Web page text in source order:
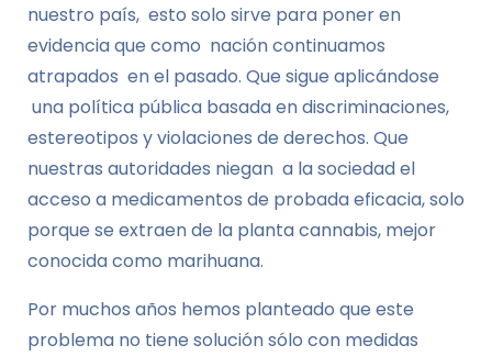
nuestro país, esto solo sirve para poner en
evidencia que como nación continuamos
atrapados en el pasado. Que sigue aplicándose
una política pública basada en discriminaciones,
estereotipos y violaciones de derechos. Que
nuestras autoridades niegan a la sociedad el
acceso a medicamentos de probada eficacia, solo
porque se extraen de la planta cannabis, mejor
conocida como marihuana.
Por muchos años hemos planteado que este
problema no tiene solución sólo con medidas